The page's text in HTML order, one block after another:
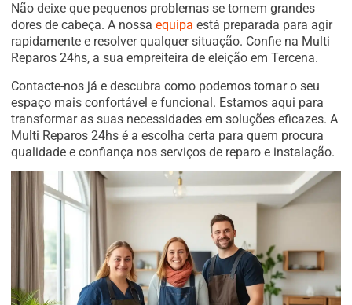
Não deixe que pequenos problemas se tornem grandes
dores de cabeça. A nossa equipa está preparada para agir
rapidamente e resolver qualquer situação. Confie na Multi
Reparos 24hs, a sua empreiteira de eleição em Tercena.
Contacte-nos já e descubra como podemos tornar o seu
espaço mais confortável e funcional. Estamos aqui para
transformar as suas necessidades em soluções eficazes. A
Multi Reparos 24hs é a escolha certa para quem procura
qualidade e confiança nos serviços de reparo e instalação.